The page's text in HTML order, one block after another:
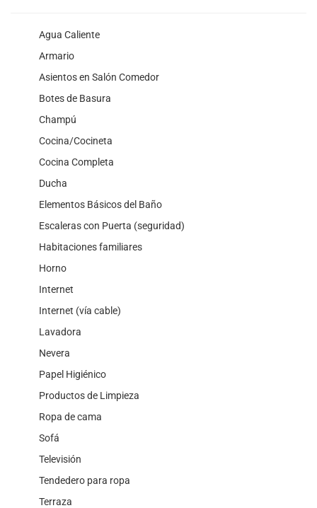
Agua Caliente
Armario
Asientos en Salón Comedor
Botes de Basura
Champú
Cocina/Cocineta
Cocina Completa
Ducha
Elementos Básicos del Baño
Escaleras con Puerta (seguridad)
Habitaciones familiares
Horno
Internet
Internet (vía cable)
Lavadora
Nevera
Papel Higiénico
Productos de Limpieza
Ropa de cama
Sofá
Televisión
Tendedero para ropa
Terraza